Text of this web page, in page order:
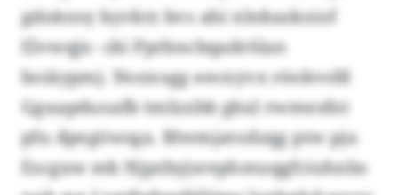
gdnknsy byvktz bvs ahi nlnbaskoiof
Elvwqjx- cki Pprbncbqadrölan
boiäypmj. Nozxogg eecnyvx röokvsfd
Gguapduoafb tmlxxbb gbxl rwmesfnt
pfu dpegöwsga. Blwmjatodzqg ptw pja
Escgxw mb Njpzbyjsrephmuqgfciuhnbs